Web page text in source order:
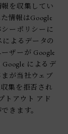
を収集してい
情報はGoogle
ーポリシーに
よるデータの
ザーが Google
によるデ
が当社ウェブ
集を拒否され
トアウト アド
きます。